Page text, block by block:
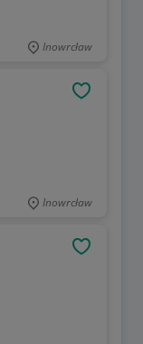
Inowrcław
Inowrcław